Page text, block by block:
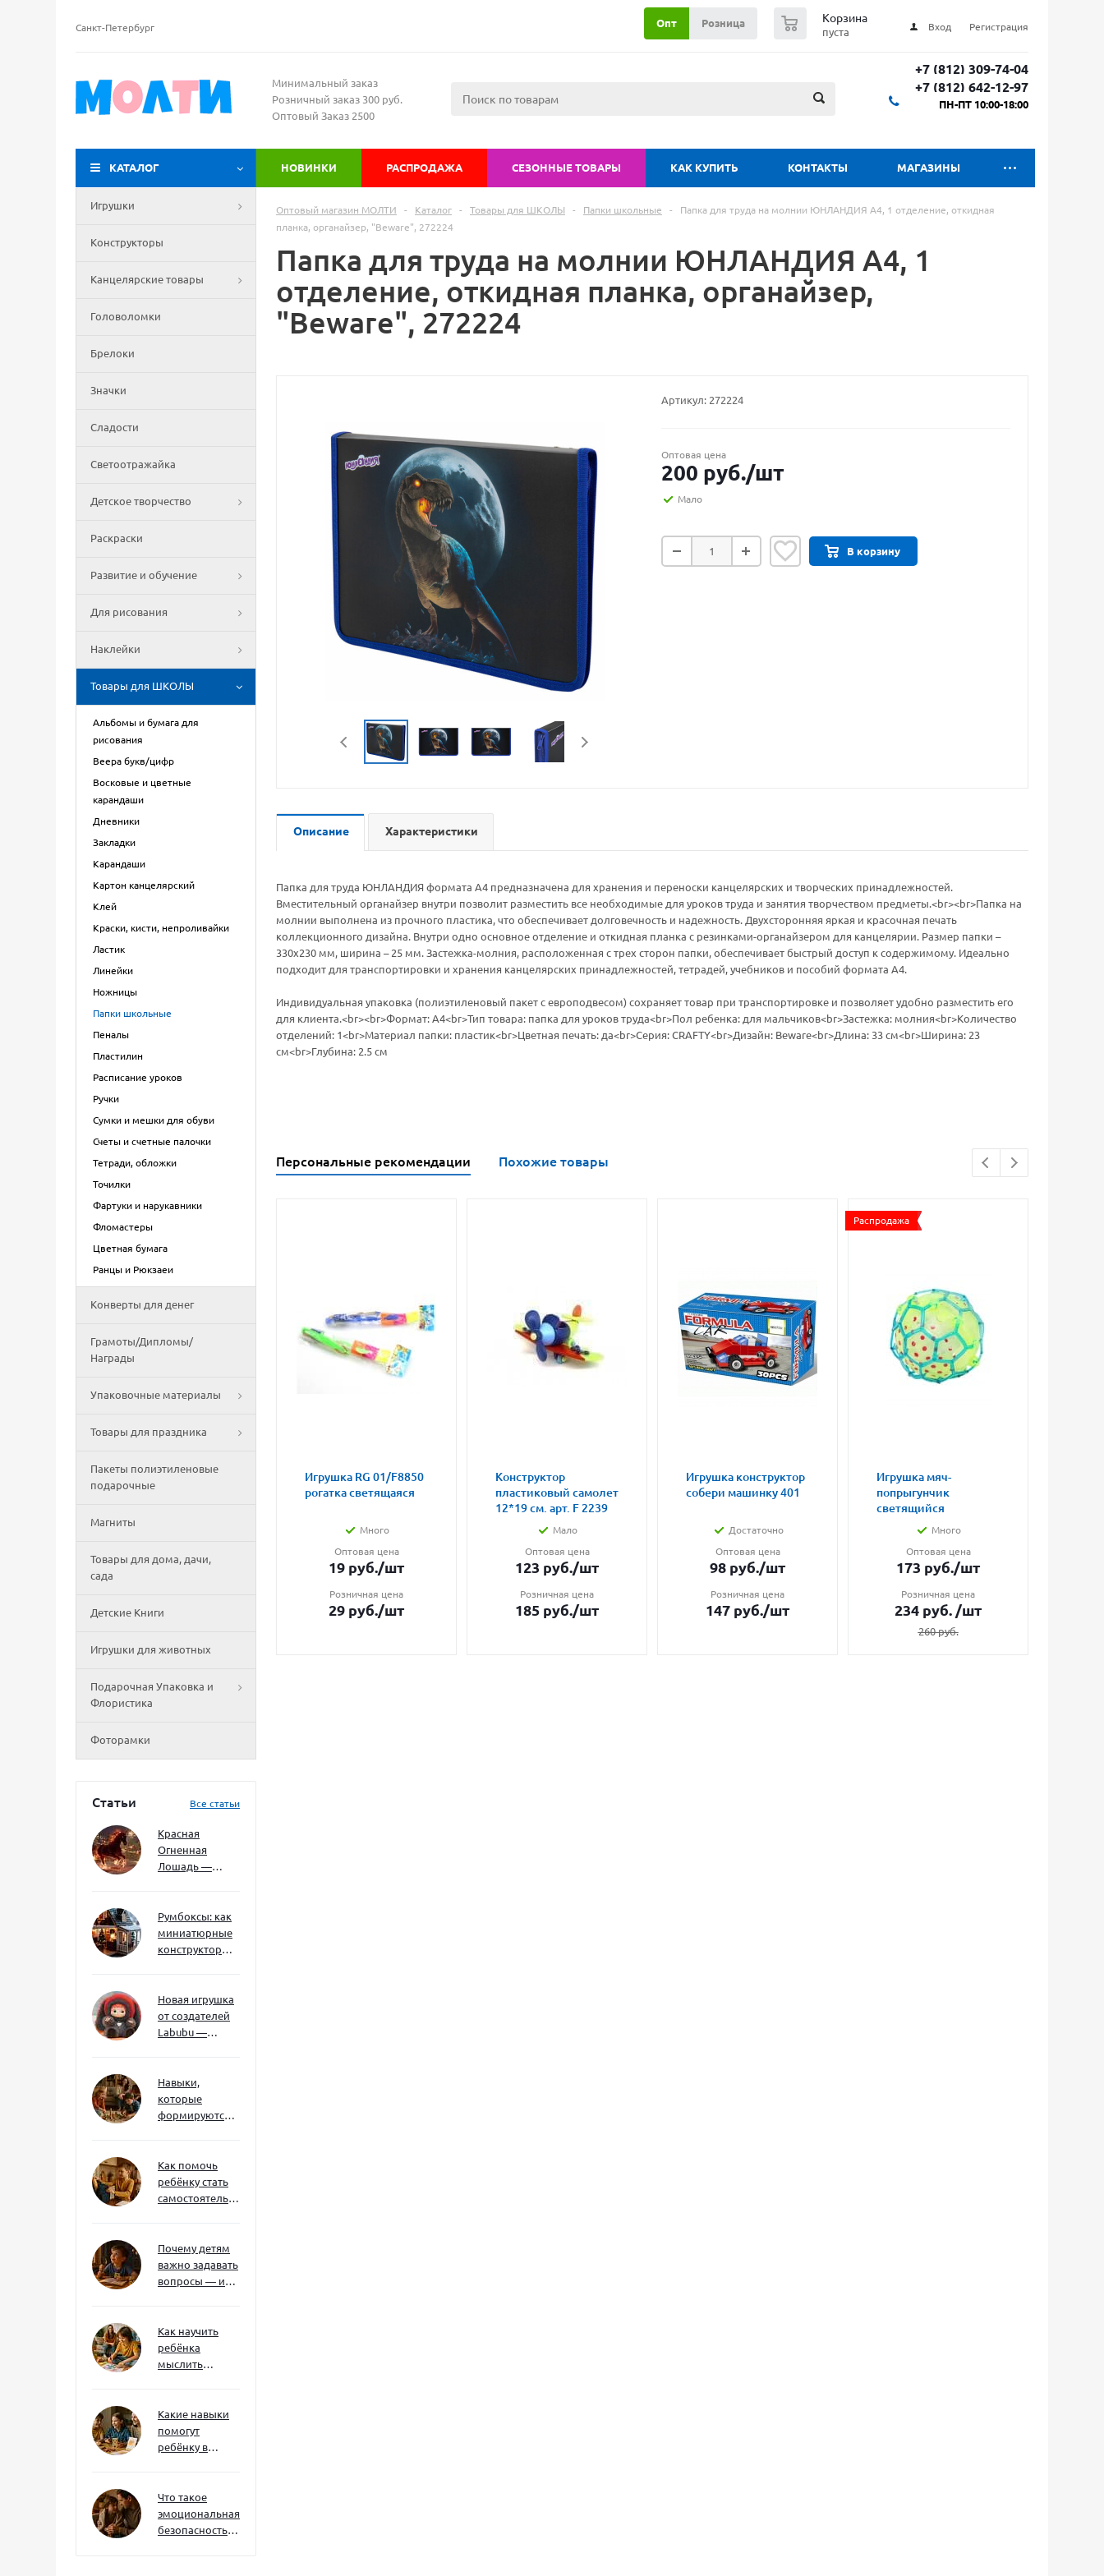
Санкт-Петербург Вход Регистрация
Корзина
пуста
Опт Розница
Минимальный заказ
Розничный заказ 300 руб.
Оптовый Заказ 2500
+7 (812) 309-74-04
+7 (812) 642-12-97
ПН-ПТ 10:00-18:00
КАТАЛОГ НОВИНКИ РАСПРОДАЖА СЕЗОННЫЕ ТОВАРЫ КАК КУПИТЬ КОНТАКТЫ МАГАЗИНЫ
Игрушки
Конструкторы
Канцелярские товары
Головоломки
Брелоки
Значки
Сладости
Светоотражайка
Детское творчество
Раскраски
Развитие и обучение
Для рисования
Наклейки
Товары для ШКОЛЫ
Альбомы и бумага для
рисования
Веера букв/цифр
Восковые и цветные
карандаши
Дневники
Закладки
Карандаши
Картон канцелярский
Клей
Краски, кисти, непроливайки
Ластик
Линейки
Ножницы
Папки школьные
Пеналы
Пластилин
Расписание уроков
Ручки
Сумки и мешки для обуви
Счеты и счетные палочки
Тетради, обложки
Точилки
Фартуки и нарукавники
Фломастеры
Цветная бумага
Ранцы и Рюкзаеи
Конверты для денег
Грамоты/Дипломы/
Награды
Упаковочные материалы
Товары для праздника
Пакеты полиэтиленовые
подарочные
Магниты
Товары для дома, дачи,
сада
Детские Книги
Игрушки для животных
Подарочная Упаковка и
Флористика
Фоторамки
Статьи Все статьи
Красная
Огненная
Лошадь —
ждать и как
подготовиться
Румбоксы: как
миниатюрные
конструкторы
мышление и
внимание к
деталям
Новая игрушка
от создателей
Labubu —
Навыки,
которые
формируются
ребёнка
успешным
Как помочь
ребёнку стать
самостоятельным
Почему детям
важно задавать
вопросы — и
Как научить
ребёнка
мыслить
сложностей
Какие навыки
помогут
ребёнку в
их уже сейчас
Что такое
эмоциональная
безопасность
Оптовый магазин МОЛТИ - Каталог - Товары для ШКОЛЫ - Папки школьные -
Папка для труда на молнии ЮНЛАНДИЯ А4, 1 отделение, откидная
планка, органайзер, "Beware", 272224
Папка для труда на молнии ЮНЛАНДИЯ А4, 1
отделение, откидная планка, органайзер,
"Beware", 272224
Артикул: 272224
Оптовая цена
200 руб./шт
Мало
В корзину
Описание Характеристики
Папка для труда ЮНЛАНДИЯ формата А4 предназначена для хранения и переноски канцелярских и творческих принадлежностей.
Вместительный органайзер внутри позволит разместить все необходимые для уроков труда и занятия творчеством предметы.<br><br>Папка на
молнии выполнена из прочного пластика, что обеспечивает долговечность и надежность. Двухсторонняя яркая и красочная печать
коллекционного дизайна. Внутри одно основное отделение и откидная планка с резинками-органайзером для канцелярии. Размер папки –
330х230 мм, ширина – 25 мм. Застежка-молния, расположенная с трех сторон папки, обеспечивает быстрый доступ к содержимому. Идеально
подходит для транспортировки и хранения канцелярских принадлежностей, тетрадей, учебников и пособий формата А4.
Индивидуальная упаковка (полиэтиленовый пакет с европодвесом) сохраняет товар при транспортировке и позволяет удобно разместить его
для клиента.<br><br>Формат: А4<br>Тип товара: папка для уроков труда<br>Пол ребенка: для мальчиков<br>Застежка: молния<br>Количество
отделений: 1<br>Материал папки: пластик<br>Цветная печать: да<br>Серия: CRAFTY<br>Дизайн: Beware<br>Длина: 33 см<br>Ширина: 23
см<br>Глубина: 2.5 см
Персональные рекомендации Похожие товары
Игрушка RG 01/F8850
рогатка светящаяся
Много
Оптовая цена
19 руб./шт
Розничная цена
29 руб./шт
Конструктор
пластиковый самолет
12*19 см. арт. F 2239
Мало
Оптовая цена
123 руб./шт
Розничная цена
185 руб./шт
Игрушка конструктор
собери машинку 401
Достаточно
Оптовая цена
98 руб./шт
Розничная цена
147 руб./шт
Распродажа
Игрушка мяч-
попрыгунчик
светящийся
Много
Оптовая цена
173 руб./шт
Розничная цена
234 руб. /шт
260руб.